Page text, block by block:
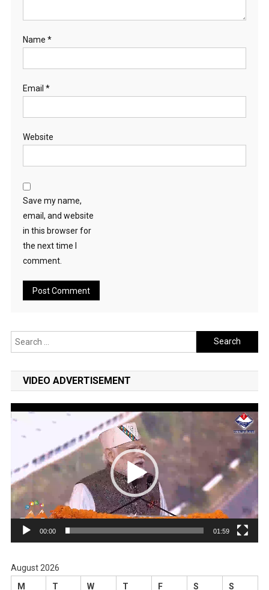
Name *
Email *
Website
Save my name,
email, and website
in this browser for
the next time I
comment.
Search
for:
VIDEO ADVERTISEMENT
Video
00:00 01:59
August 2026
M
T W T F S S